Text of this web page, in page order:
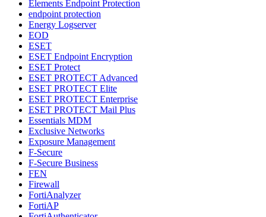
Elements Endpoint Protection
endpoint protection
Energy Logserver
EOD
ESET
ESET Endpoint Encryption
ESET Protect
ESET PROTECT Advanced
ESET PROTECT Elite
ESET PROTECT Enterprise
ESET PROTECT Mail Plus
Essentials MDM
Exclusive Networks
Exposure Management
F-Secure
F-Secure Business
FEN
Firewall
FortiAnalyzer
FortiAP